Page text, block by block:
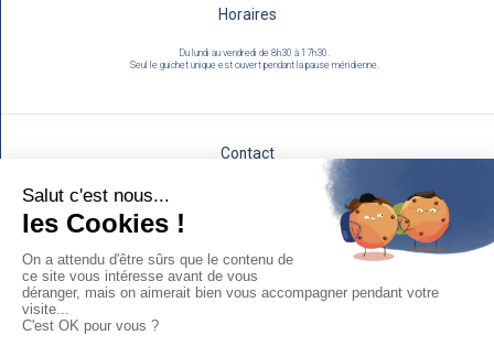
Horaires
Du lundi au vendredi de 8h30 à 17h30.
Seul le guichet unique est ouvert pendant la pause méridienne.
Contact